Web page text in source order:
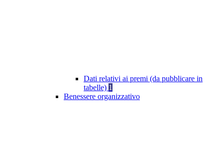
Dati relativi ai premi (da pubblicare in
tabelle) 1
Benessere organizzativo